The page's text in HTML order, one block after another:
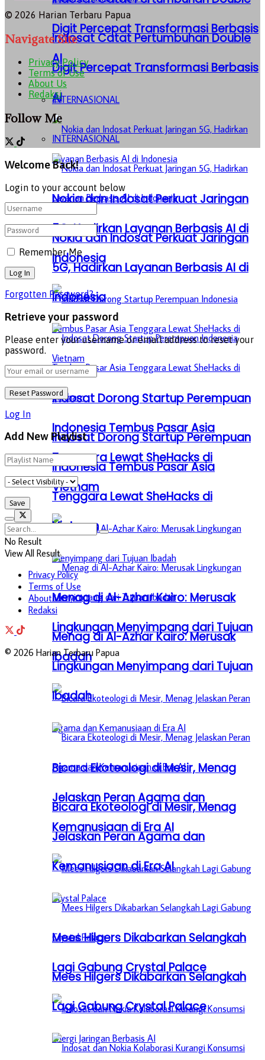
Digit Percepat Transformasi Berbasis
AI
INTERNASIONAL
Nokia dan Indosat Perkuat Jaringan
5G, Hadirkan Layanan Berbasis AI di
Indonesia
Indosat Dorong Startup Perempuan
Indonesia Tembus Pasar Asia
Tenggara Lewat SheHacks di
Vietnam
Menag di Al-Azhar Kairo: Merusak
Lingkungan Menyimpang dari Tujuan
Ibadah
Bicara Ekoteologi di Mesir, Menag
Jelaskan Peran Agama dan
Kemanusiaan di Era AI
Mees Hilgers Dikabarkan Selangkah
Lagi Gabung Crystal Palace
Indosat Catat Pertumbuhan Double
Digit Percepat Transformasi Berbasis
AI
INTERNASIONAL
Nokia dan Indosat Perkuat Jaringan
5G, Hadirkan Layanan Berbasis AI di
Indonesia
Indosat Dorong Startup Perempuan
Indonesia Tembus Pasar Asia
Tenggara Lewat SheHacks di
Vietnam
Menag di Al-Azhar Kairo: Merusak
Lingkungan Menyimpang dari Tujuan
Ibadah
Bicara Ekoteologi di Mesir, Menag
Jelaskan Peran Agama dan
Kemanusiaan di Era AI
Mees Hilgers Dikabarkan Selangkah
Lagi Gabung Crystal Palace
© 2026 Harian Terbaru Papua
Navigate Site
Privacy Policy
Terms of Use
About Us
Redaksi
Follow Me
Welcome Back!
Login to your account below
Remember Me
Forgotten Password?
Retrieve your password
Please enter your username or email address to reset your
password.
Log In
Add New Playlist
No Result
View All Result
Privacy Policy
Terms of Use
About Us
Redaksi
© 2026 Harian Terbaru Papua